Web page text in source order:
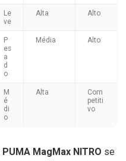
Le
ve
Alta Alto
P
es
a
d
o
Média Alto
M
é
di
o
Alta
Com
petiti
vo
PUMA MagMax NITRO se